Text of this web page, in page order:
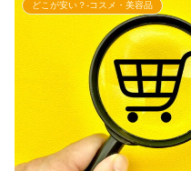
どこが安い？-コスメ・美容品